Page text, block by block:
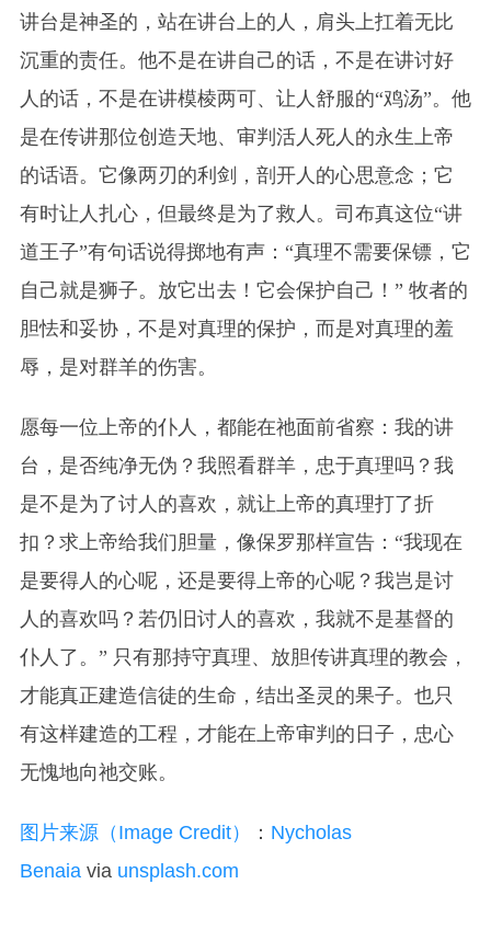
讲台是神圣的，站在讲台上的人，肩头上扛着无比
沉重的责任。他不是在讲自己的话，不是在讲讨好
人的话，不是在讲模棱两可、让人舒服的“鸡汤”。他
是在传讲那位创造天地、审判活人死人的永生上帝
的话语。它像两刃的利剑，剖开人的心思意念；它
有时让人扎心，但最终是为了救人。司布真这位“讲
道王子”有句话说得掷地有声：“真理不需要保镖，它
自己就是狮子。放它出去！它会保护自己！” 牧者的
胆怯和妥协，不是对真理的保护，而是对真理的羞
辱，是对群羊的伤害。
愿每一位上帝的仆人，都能在祂面前省察：我的讲
台，是否纯净无伪？我照看群羊，忠于真理吗？我
是不是为了讨人的喜欢，就让上帝的真理打了折
扣？求上帝给我们胆量，像保罗那样宣告：“我现在
是要得人的心呢，还是要得上帝的心呢？我岂是讨
人的喜欢吗？若仍旧讨人的喜欢，我就不是基督的
仆人了。” 只有那持守真理、放胆传讲真理的教会，
才能真正建造信徒的生命，结出圣灵的果子。也只
有这样建造的工程，才能在上帝审判的日子，忠心
无愧地向祂交账。
图片来源（Image Credit） ： Nycholas
Benaiavia unsplash.com